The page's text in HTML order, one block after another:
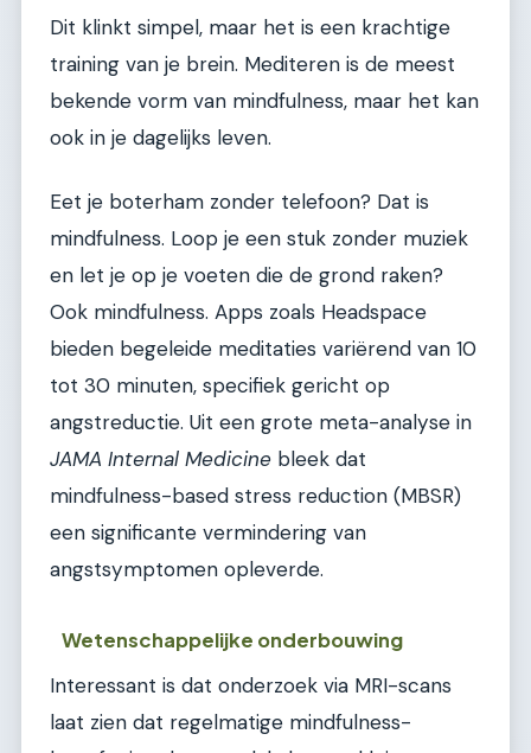
Dit klinkt simpel, maar het is een krachtige
training van je brein. Mediteren is de meest
bekende vorm van mindfulness, maar het kan
ook in je dagelijks leven.
Eet je boterham zonder telefoon? Dat is
mindfulness. Loop je een stuk zonder muziek
en let je op je voeten die de grond raken?
Ook mindfulness. Apps zoals Headspace
bieden begeleide meditaties variërend van 10
tot 30 minuten, specifiek gericht op
angstreductie. Uit een grote meta-analyse in
JAMA Internal Medicine bleek dat
mindfulness-based stress reduction (MBSR)
een significante vermindering van
angstsymptomen opleverde.
Wetenschappelijke onderbouwing
Interessant is dat onderzoek via MRI-scans
laat zien dat regelmatige mindfulness-